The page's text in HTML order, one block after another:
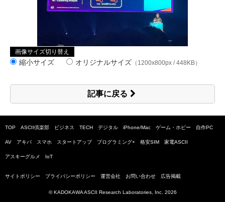
画像サイズ切り替え
縮小サイズ オリジナルサイズ （1200x800px / 448KB）
記事に戻る
TOP ASCII倶楽部 ビジネス TECH デジタル iPhone/Mac ゲーム・ホビー 自作PC
AV アキバ スマホ スタートアップ プログラミング+ 格安SIM 家電ASCII
アスキーグルメ IoT
サイトポリシー プライバシーポリシー 運営会社 お問い合わせ 広告掲載
© KADOKAWA ASCII Research Laboratories, Inc. 2026